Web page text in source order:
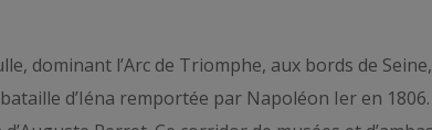
dominant l’Arc de Triomphe, aux bords de
d’Iéna remportée par Napoléon Ier en 1806.